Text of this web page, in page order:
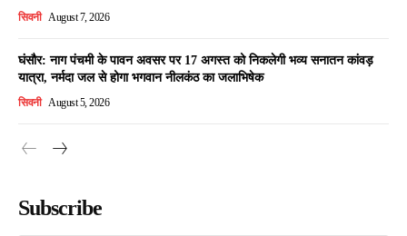
सिवनी August 7, 2026
घंसौर: नाग पंचमी के पावन अवसर पर 17 अगस्त को निकलेगी भव्य सनातन कांवड़
यात्रा, नर्मदा जल से होगा भगवान नीलकंठ का जलाभिषेक
सिवनी August 5, 2026
Subscribe